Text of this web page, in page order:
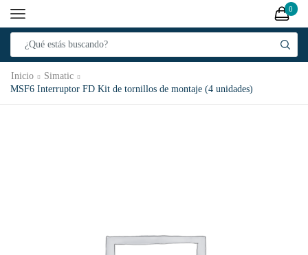
0
Inicio
Simatic
MSF6 Interruptor FD Kit de tornillos de montaje (4 unidades)